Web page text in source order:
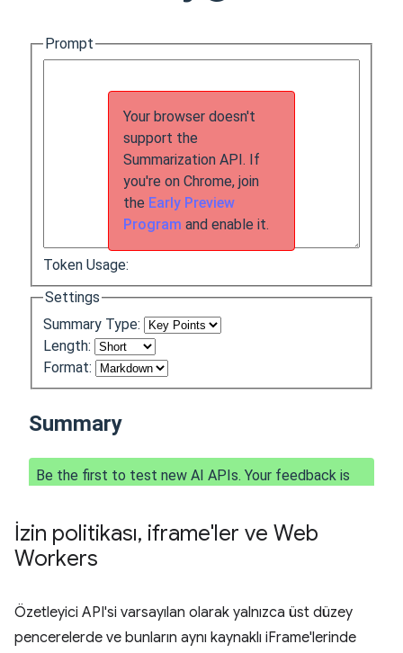
İzin politikası, iframe'ler ve Web
Workers
Özetleyici API'si varsayılan olarak yalnızca üst düzey
pencerelerde ve bunların aynı kaynaklı iFrame'lerinde